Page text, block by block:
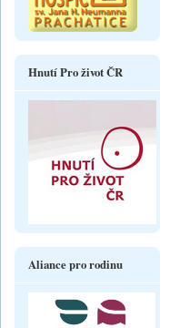
Hnutí Pro život ČR
Aliance pro rodinu